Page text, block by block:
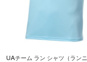
UAチーム ラン シャツ（ラン